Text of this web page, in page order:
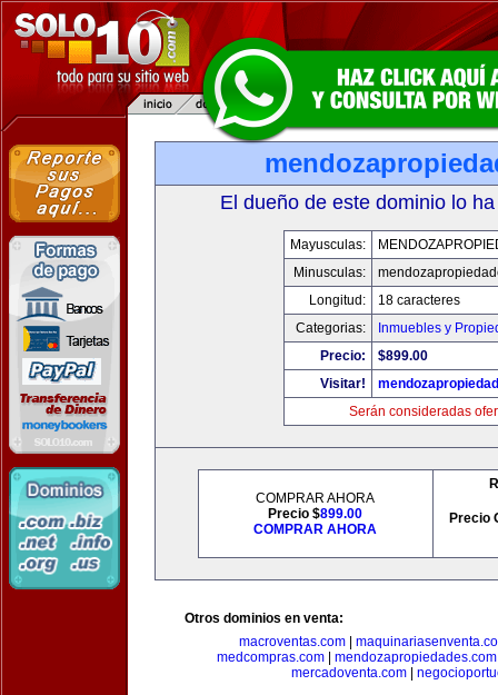
El dueño de este dominio lo
Mayusculas:
Minusculas:
Longitud:
18 caracteres
Categorias:
Inmuebles y
Precio:
$899.00
Visitar!
Serán consideradas
COMPRAR AHORA
Precio $899.00
COMPRAR AHORA
Precio
Otros dominios en venta:
macroventas.com
medcompras.com| mendozapropiedades.com
mercadoventa.com